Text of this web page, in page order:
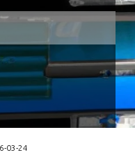
03-24